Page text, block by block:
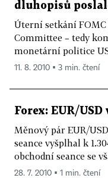
dluhopisů
Úterní setkání
Committee – tedy
monetární politice
11. 8. 2010 ▪ 3 min. čtení
Forex: EUR/
Měnový pár EUR/
seance vyšplhal k
obchodní seance se
28. 7. 2010 ▪ 1 min. čtení